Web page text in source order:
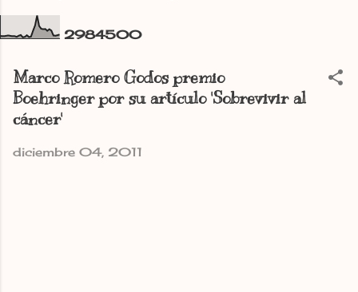
2984500
Marco Romero Godos premio
Boehringer por su artículo 'Sobrevivir al
cáncer'
diciembre 04, 2011